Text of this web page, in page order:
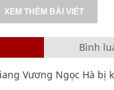
XEM THÊM BÀI VIẾT
Bình
Vương Ngọc Hà bị